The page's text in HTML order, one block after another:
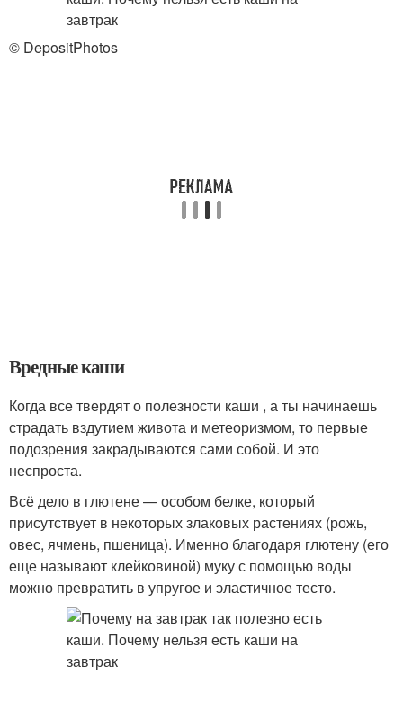
© DepositPhotos
Вредные каши
Когда все твердят о полезности каши , а ты начинаешь
страдать вздутием живота и метеоризмом, то первые
подозрения закрадываются сами собой. И это
неспроста.
Всё дело в глютене — особом белке, который
присутствует в некоторых злаковых растениях (рожь,
овес, ячмень, пшеница). Именно благодаря глютену (его
еще называют клейковиной) муку с помощью воды
можно превратить в упругое и эластичное тесто.